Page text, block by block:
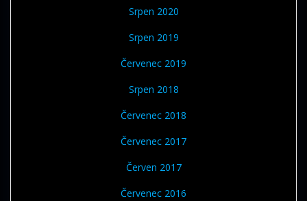
Srpen 2020
Srpen 2019
Červenec 2019
Srpen 2018
Červenec 2018
Červenec 2017
Červen 2017
Červenec 2016